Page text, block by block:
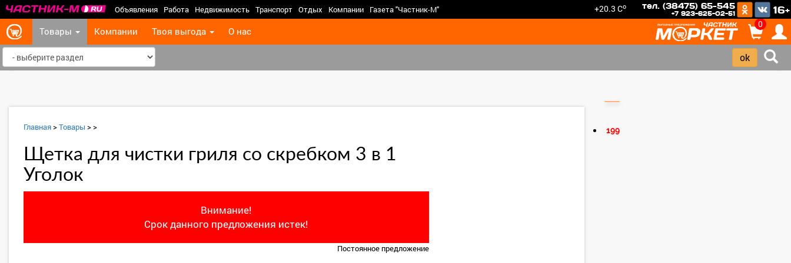
Объявления Работа Недвижимость Транспорт Отдых Компании Газета "Частник-М" +20.3 Co тел. (38475) 65-545
+7 923-625-02-51 16+
Товары Компании Твоя выгода О нас
0
>
Главная>Товары >>
Щетка для чистки гриля со скребком 3 в 1
Уголок
Внимание!
Срок данного предложения истек!
Постоянное предложение
199
‹ ›